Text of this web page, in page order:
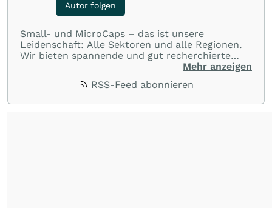
Autor folgen
Small- und MicroCaps – das ist unsere
Leidenschaft: Alle Sektoren und alle Regionen.
Wir bieten spannende und gut recherchierte
Einblicke in branchen- und marktbezogene
umfangreiche Erfahrungen in der Branche und
Mehr anzeigen
RSS-Feed abonnieren